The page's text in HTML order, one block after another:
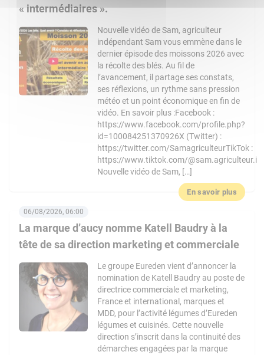
« intermédiaires ».
Nouvelle vidéo de Sam, agriculteur
indépendant Sam vous emmène dans le
dernier épisode des moissons 2026 avec
la récolte des blés. Au fil de
l’avancement, il partage ses constats,
ses réflexions, un rythme sans pression
météo et un point économique en fin de
vidéo. En savoir plus :Facebook :
https://www.facebook.com/profile.php?
id=100084251370926X (Twitter) :
https://twitter.com/SamagriculteurTikTok :
https://www.tiktok.com/@sam.agriculteur.i
Nouvelle vidéo de Sam, […]
En savoir plus
La marque d’aucy nomme Katell Baudry à la
tête de sa direction marketing et commerciale
06/08/2026, 06:00
Le groupe Eureden vient d’annoncer la
nomination de Katell Baudry au poste de
directrice commerciale et marketing,
France et international, marques et
MDD, pour l’activité légumes d’Eureden
légumes et cuisinés. Cette nouvelle
direction s’inscrit dans la continuité des
démarches engagées par la marque